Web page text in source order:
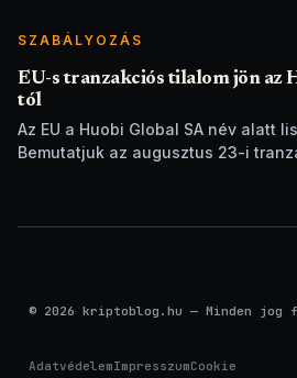
SZABÁLYOZÁS
EU-s tranzakciós tilalom jön az
tól
Az EU a Huobi Global SA név alatt
Bemutatjuk az augusztus 23-i
© 2026 kriptoblog.hu — Minden jog
AdatvédelemImpresszumCookie